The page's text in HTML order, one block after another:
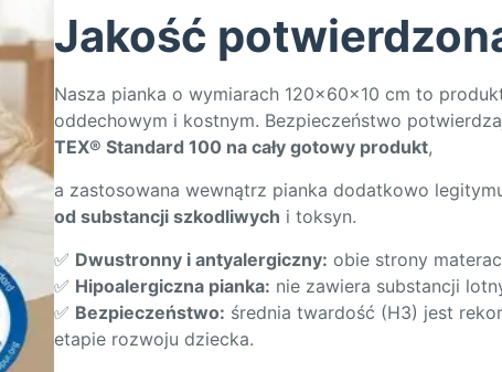
Jakość
Nasza pianka o wymiarach 120x60x10 cm to
oddechowym i kostnym. Bezpieczeństwo
TEX® Standard 100 na cały gotowy produkt,
a zastosowana wewnątrz pianka dodatkowo
od substancji szkodliwych i toksyn.
✅ Dwustronny i antyalergiczny: obie strony
✅ Hipoalergiczna pianka: nie zawiera substancji
✅ Bezpieczeństwo: średnia twardość (H3) jest
etapie rozwoju dziecka.